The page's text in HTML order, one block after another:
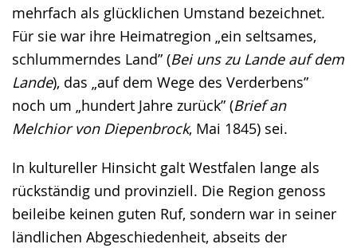
mehrfach als glücklichen Umstand bezeichnet.
Für sie war ihre Heimatregion „ein seltsames,
schlummerndes Land” (Bei uns zu Lande auf dem
Lande), das „auf dem Wege des Verderbens”
noch um „hundert Jahre zurück” (Brief an
Melchior von Diepenbrock, Mai 1845) sei.
In kultureller Hinsicht galt Westfalen lange als
rückständig und provinziell. Die Region genoss
beileibe keinen guten Ruf, sondern war in seiner
ländlichen Abgeschiedenheit, abseits der